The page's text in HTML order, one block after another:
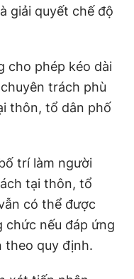
giải quyết chế độ
cho phép kéo dài
trách phù
thôn, tổ dân phố
trí làm người
tại thôn, tổ
có thể được
chức nếu đáp ứng
theo quy định.